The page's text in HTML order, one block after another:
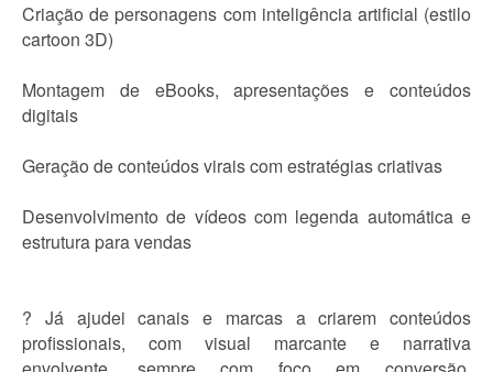
Criação de personagens com inteligência artificial (estilo
cartoon 3D)
Montagem de eBooks, apresentações e conteúdos
digitais
Geração de conteúdos virais com estratégias criativas
Desenvolvimento de vídeos com legenda automática e
estrutura para vendas
? Já ajudei canais e marcas a criarem conteúdos
profissionais, com visual marcante e narrativa